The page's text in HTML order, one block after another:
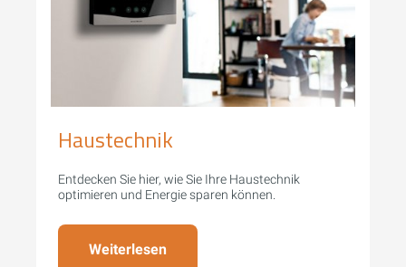
Haustechnik
Entdecken Sie hier, wie Sie Ihre Haustechnik
optimieren und Energie sparen können.
Weiterlesen